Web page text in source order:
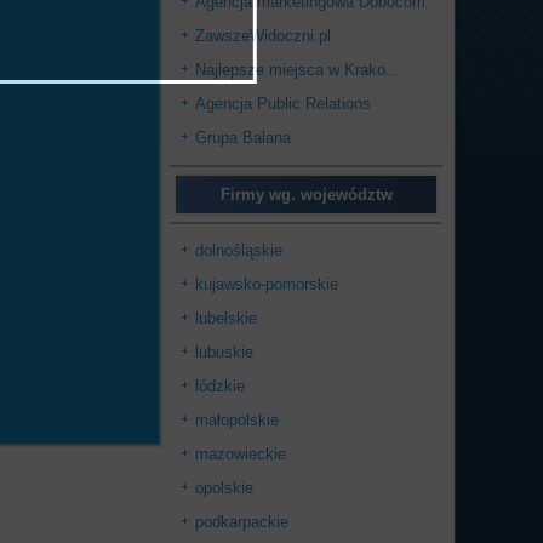
ZawszeWidoczni.pl
Najlepsze miejsca w Krako...
Agencja Public Relations
Grupa Balana
Firmy wg. województw
dolnośląskie
kujawsko-pomorskie
lubelskie
lubuskie
łódzkie
małopolskie
mazowieckie
opolskie
podkarpackie